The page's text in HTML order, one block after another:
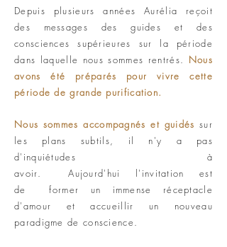
Depuis plusieurs années Aurélia reçoit
des messages des guides et des
consciencessupérieures sur la période
dans laquelle nous sommes rentrés. Nous
avons été préparés pour vivre cette
période de grande purification.
Nous sommesaccompagnés et guidés sur
les plans subtils, il n'y a pas
d'inquiétudes à
avoir.
Aujourd'hui l'invitation est
de
former un immense réceptacle
d'amour et accueillir un nouveau
paradigme de conscience.